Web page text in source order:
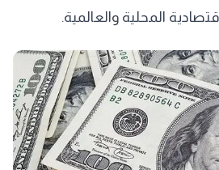
المحلية والعالمية.